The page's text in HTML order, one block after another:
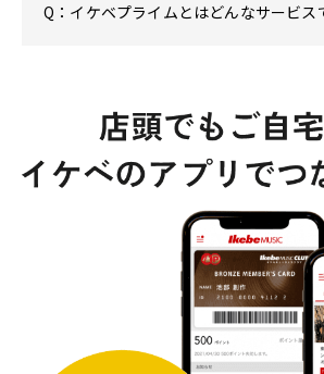
Q：イケベプライムとはどんなサービス